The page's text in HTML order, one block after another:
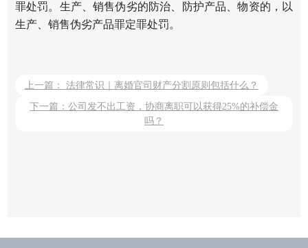
罪处罚。生产、销售伪劣的防治、防护产品、物资的，以
生产、销售伪劣产品罪定罪处罚。
上一篇： 法律常识｜离婚官司财产分割原则包括什么？
下一篇：公司发不出工资，协商离职可以获得25%的补偿金
吗？